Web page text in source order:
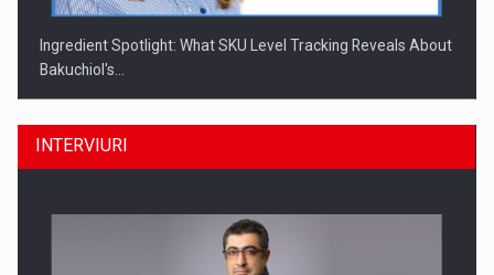
Ingredient Spotlight: What SKU Level Tracking Reveals About
Bakuchiol's…
INTERVIURI